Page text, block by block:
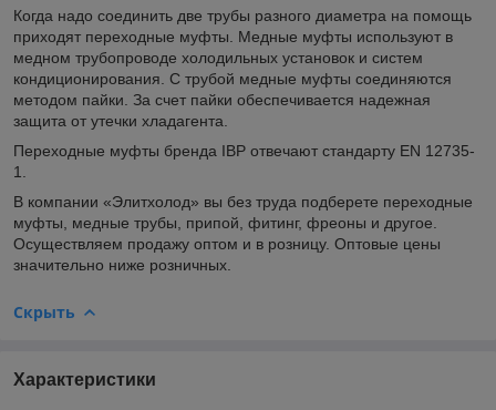
Когда надо соединить две трубы разного диаметра на помощь
приходят переходные муфты. Медные муфты используют в
медном трубопроводе холодильных установок и систем
кондиционирования. С трубой медные муфты соединяются
методом пайки. За счет пайки обеспечивается надежная
защита от утечки хладагента.
Переходные муфты бренда IBP отвечают стандарту EN 12735-
1.
В компании «Элитхолод» вы без труда подберете переходные
муфты, медные трубы, припой, фитинг, фреоны и другое.
Осуществляем продажу оптом и в розницу. Оптовые цены
значительно ниже розничных.
Скрыть
Характеристики